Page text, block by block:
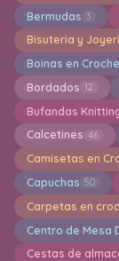
Bermudas 3
Bisuteria y
Boinas en
Bordados 12
Bufandas
Calcetines 46
Camisetas en
Capuchas 50
Carpetas en
Centro de Mesa
Cestas de